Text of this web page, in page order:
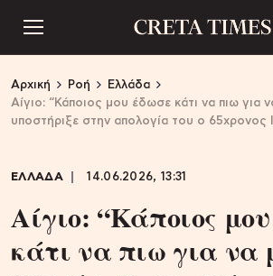
Αρχική Ροή
Ελλάδα
Αίγιο: “Κάποιος μου έδωσε κάτι να πιω για
υποστήριξε στην απολογία του ο 65χρονος
ΕΛΛΑΔΑ 14.06.2026, 13:31
Αίγιο: “Κάποιος
κάτι να πιω για να